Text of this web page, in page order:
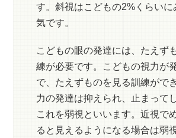
す。斜視はこどもの2%くらいに
気です。
こどもの眼の発達には、たえず
練が必要です。こどもの視力が
で、たえずものを見る訓練がで
力の発達は抑えられ、止まって
これを弱視といいます。近視で
ると見えるようになる場合は弱